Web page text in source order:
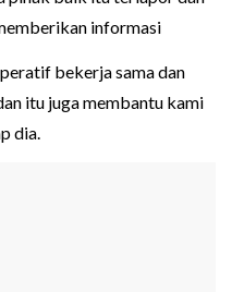
informasi
bekerja sama dan
itu juga membantu kami
dia.